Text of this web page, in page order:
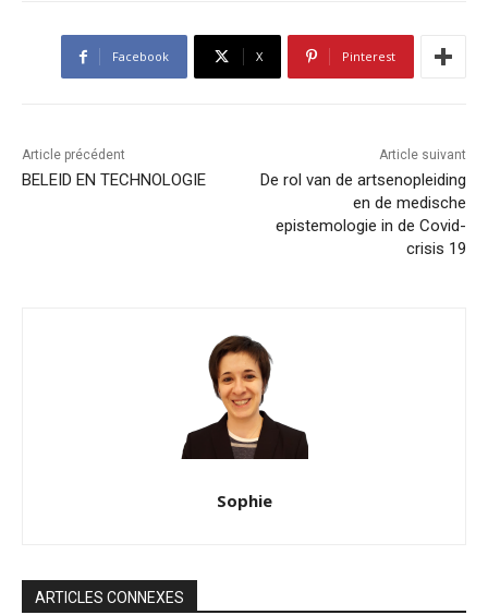
Facebook X Pinterest
Article précédent
BELEID EN TECHNOLOGIE
Article suivant
De rol van de artsenopleiding
en de medische
epistemologie in de Covid-
crisis 19
Sophie
ARTICLES CONNEXES